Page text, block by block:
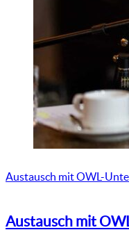
Austausch mit OWL-
Austausch mit